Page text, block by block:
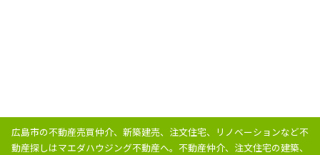
広島市の不動産売買仲介、新築建売、注文住宅、リノベーションなど不
動産探しはマエダハウジング不動産へ。 不動産仲介、注文住宅の建築、